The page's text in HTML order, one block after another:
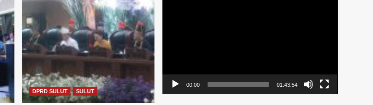
DPRD SULUT SULUT
00:00 01:43:54